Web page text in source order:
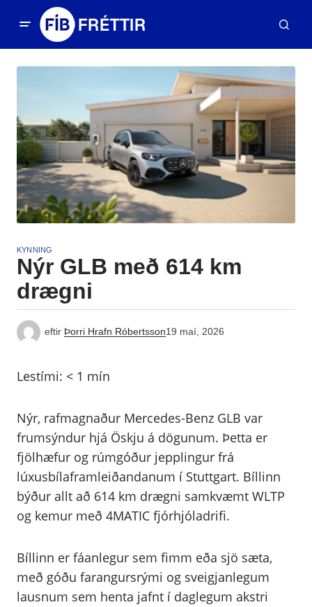
KYNNING
Nýr GLB með 614 km
drægni
eftir Þorri Hrafn Róbertsson19 maí, 2026
Lestími: < 1 mín
Nýr, rafmagnaður Mercedes-Benz GLB var
frumsýndur hjá Öskju á dögunum. Þetta er
fjölhæfur og rúmgóður jepplingur frá
lúxusbílaframleiðandanum í Stuttgart. Bíllinn
býður allt að 614 km drægni samkvæmt WLTP
og kemur með 4MATIC fjórhjóladrifi.
Bíllinn er fáanlegur sem fimm eða sjö sæta,
með góðu farangursrými og sveigjanlegum
lausnum sem henta jafnt í daglegum akstri